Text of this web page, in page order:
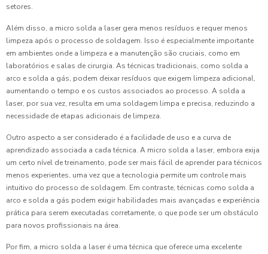
setores.
Além disso, a micro solda a laser gera menos resíduos e requer menos
limpeza após o processo de soldagem. Isso é especialmente importante
em ambientes onde a limpeza e a manutenção são cruciais, como em
laboratórios e salas de cirurgia. As técnicas tradicionais, como solda a
arco e solda a gás, podem deixar resíduos que exigem limpeza adicional,
aumentando o tempo e os custos associados ao processo. A solda a
laser, por sua vez, resulta em uma soldagem limpa e precisa, reduzindo a
necessidade de etapas adicionais de limpeza.
Outro aspecto a ser considerado é a facilidade de uso e a curva de
aprendizado associada a cada técnica. A micro solda a laser, embora exija
um certo nível de treinamento, pode ser mais fácil de aprender para técnicos
menos experientes, uma vez que a tecnologia permite um controle mais
intuitivo do processo de soldagem. Em contraste, técnicas como solda a
arco e solda a gás podem exigir habilidades mais avançadas e experiência
prática para serem executadas corretamente, o que pode ser um obstáculo
para novos profissionais na área.
Por fim, a micro solda a laser é uma técnica que oferece uma excelente